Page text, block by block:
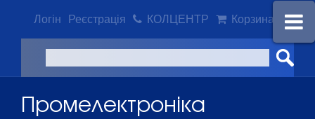
Логін Реєстрація КОЛЦЕНТР Корзина
Промeлектроніка